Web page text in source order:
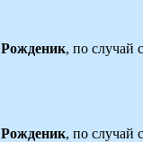
Рожденик, по случай
Рожденик, по случай